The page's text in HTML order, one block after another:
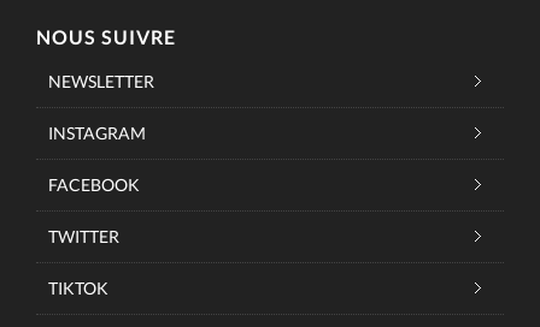
NOUS SUIVRE
NEWSLETTER
INSTAGRAM
FACEBOOK
TWITTER
TIKTOK